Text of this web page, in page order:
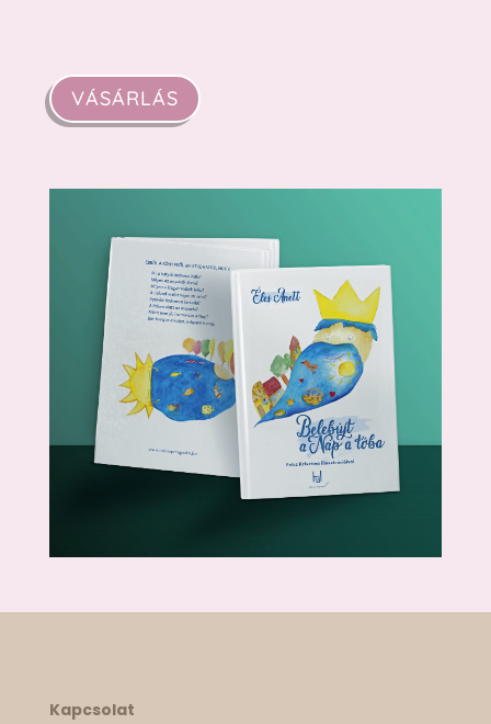
VÁSÁRLÁS
Kapcsolat